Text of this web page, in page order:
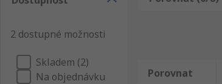
nejvyššími standarty na trhu, což
2 dostupné možnosti
Skladem (2)
Na objednávku
Porovnat